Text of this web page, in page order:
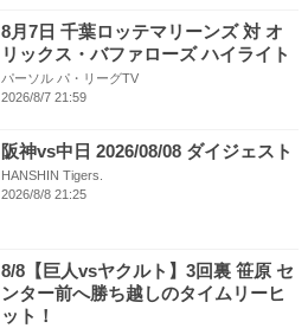
8月7日 千葉ロッテマリーンズ 対 オ
リックス・バファローズ ハイライト
パーソル パ・リーグTV
2026/8/7 21:59
阪神vs中日 2026/08/08 ダイジェスト
HANSHIN Tigers.
2026/8/8 21:25
8/8【巨人vsヤクルト】3回裏 笹原 セ
ンター前へ勝ち越しのタイムリーヒ
ット！